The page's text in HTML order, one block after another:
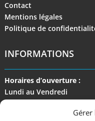
Contact
Mentions légales
Politique de
INFORMATIONS
Horaires d’ouverture :
Lundi au Vendredi
de 9 h à 17 h